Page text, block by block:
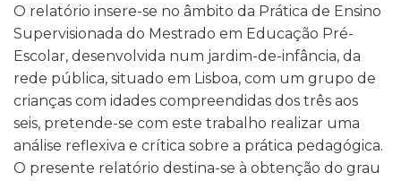
O relatório insere-se no âmbito da Prática de Ensino
Supervisionada do Mestrado em Educação Pré-
Escolar, desenvolvida num jardim-de-infância, da
rede pública, situado em Lisboa, com um grupo de
crianças com idades compreendidas dos três aos
seis, pretende-se com este trabalho realizar uma
análise reflexiva e crítica sobre a prática pedagógica.
O presente relatório destina-se à obtenção do grau